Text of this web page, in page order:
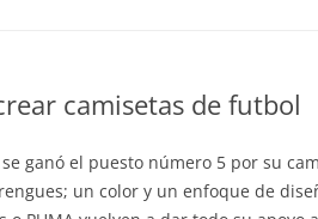
camisetas de futbol
ganó el puesto número 5 por su
un color y un enfoque de